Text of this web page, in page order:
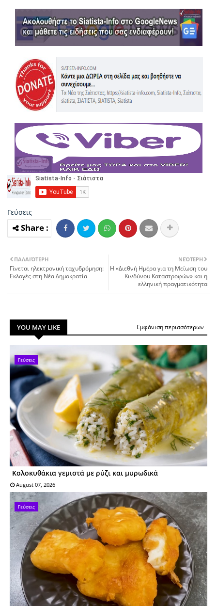
Γεύσεις
ΝΕΌΤΕΡΗ
Η «Διεθνή Ημέρα για τη Μείωση του
Κινδύνου Καταστροφών» και η
ελληνική πραγματικότητα
ΠΑΛΑΙΌΤΕΡΗ
Γίνεται ηλεκτρονική ταχυδρόμηση:
Εκλογές στη Νέα Δημοκρατία
YOU MAY LIKE Εμφάνιση περισσότερων
Γεύσεις
Κολοκυθάκια γεμιστά με ρύζι και μυρωδικά
August 07, 2026
Γεύσεις